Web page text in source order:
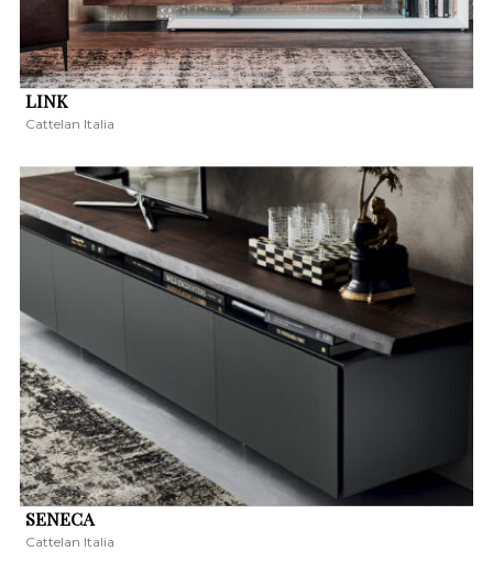
LINK
Cattelan Italia
SENECA
Cattelan Italia